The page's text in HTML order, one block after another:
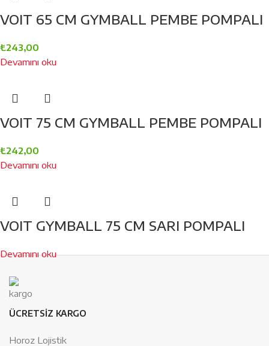
VOIT 65 CM GYMBALL PEMBE POMPALI
₺243,00
Devamını oku
VOIT 75 CM GYMBALL PEMBE POMPALI
₺242,00
Devamını oku
VOIT GYMBALL 75 CM SARI POMPALI
Devamını oku
ÜCRETSİZ KARGO
Horoz Lojistik